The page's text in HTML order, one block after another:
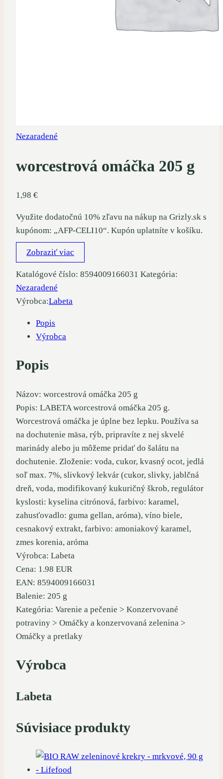
Nezaradené
worcestrová omáčka 205 g
1,98 €
Využite dodatočnú 10% zľavu na nákup na Grizly.sk s
kupónom: „AFP-CELI10“. Kupón uplatníte v košíku.
Zobraziť viac
Katalógové číslo: 8594009166031 Kategória:
Nezaradené
Výrobca:Labeta
Popis
Výrobca
Popis
Názov: worcestrová omáčka 205 g
Popis: LABETA worcestrová omáčka 205 g.
Worcestrová omáčka je úplne bez lepku. Používa sa
na dochutenie mäsa, rýb, pripravíte z nej skvelé
marinády alebo ju môžeme pridať do šalátu na
dochutenie. Zloženie: voda, cukor, kvasný ocot, jedlá
soľ max. 7%, slivkový lekvár (cukor, slivky, jablčná
dreň, voda, modifikovaný kukuričný škrob, regulátor
kyslosti: kyselina citrónová, farbivo: karamel,
zahusťovadlo: guma gellan, aróma), víno biele,
cesnakový extrakt, farbivo: amoniakový karamel,
zmes korenia, aróma
Výrobca: Labeta
Cena: 1.98 EUR
EAN: 8594009166031
Balenie: 205 g
Kategória: Varenie a pečenie > Konzervované
potraviny > Omáčky a konzervovaná zelenina >
Omáčky a pretlaky
Výrobca
Labeta
Súvisiace produkty